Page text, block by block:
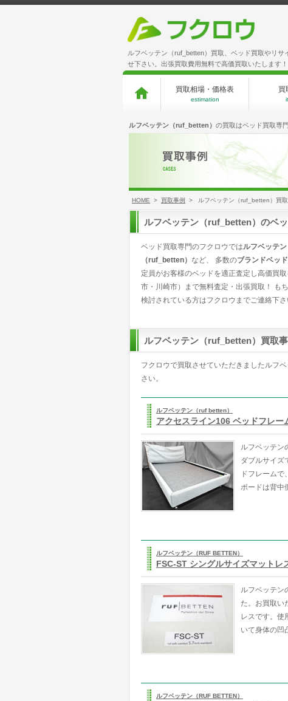
ルフベッテン（ruf_betten）買取、ベッド買取やリ
せ下さい。出張買取費用無料で高価買取いたします！
買取相場・価格表
estimation
買
ルフベッテン（ruf_betten） の買取はベッド買取専
HOME > 買取事例 > ルフベッテン（ruf_betten）買取
ルフベッテン（ruf_betten）のベ
ベッド買取専門のフクロウではルフベッテ
（ruf_betten） など、 多数のブランドベッ
定員がお客様のベッドを適正査定し高価買
市・川崎市）まで無料査定・出張買取！ も
検討されている方はフクロウまでご連絡下さ
ルフベッテン（ruf_betten）買取事
フクロウで買取させていただきましたルフ
さい。
ルフベッテン（ruf betten）
アクセスライン106 ベッドフレー
ルフベッテン
ダブルサイズ
ドフレーム
ボードは背中
ルフベッテン（RUF BETTEN）
FSC-ST シングルサイズマットレ
ルフベッテン
た。お買取い
レスです。使
いて身体の凹
ルフベッテン（RUF BETTEN）